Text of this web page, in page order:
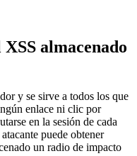
almacenado
y se sirve a todos los que
enlace ni clic por
en la sesión de cada
puede obtener
un radio de impacto